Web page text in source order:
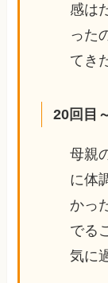
感は
った
てき
20回目
母親
に体
かっ
でる
気に